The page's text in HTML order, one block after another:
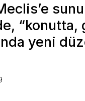
“konutta,
yeni